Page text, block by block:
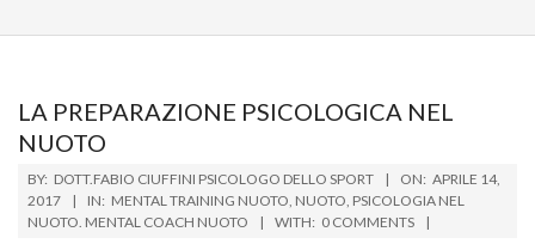
LA PREPARAZIONE PSICOLOGICA NEL
NUOTO
2017-
04-
14
BY: DOTT.FABIO CIUFFINI PSICOLOGO DELLO SPORT ON: APRILE 14,
2017
IN: MENTAL TRAINING NUOTO, NUOTO, PSICOLOGIA NEL
NUOTO. MENTAL COACH NUOTO
WITH: 0 COMMENTS